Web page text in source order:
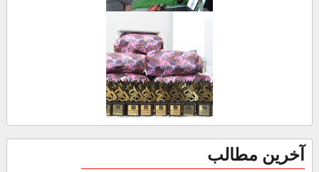
آخرین مطالب